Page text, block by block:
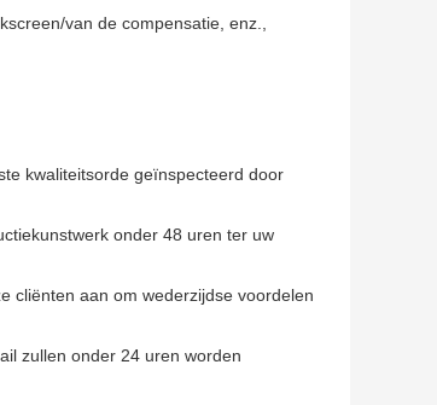
van de compensatie, enz.,
kwaliteitsorde geïnspecteerd door
onder 48 uren ter uw
cliënten aan om wederzijdse voordelen
zullen onder 24 uren worden